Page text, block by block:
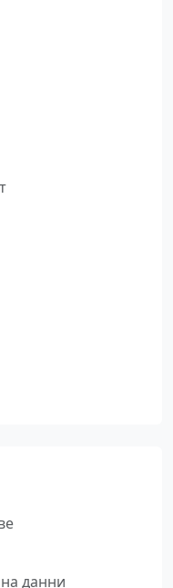
данни